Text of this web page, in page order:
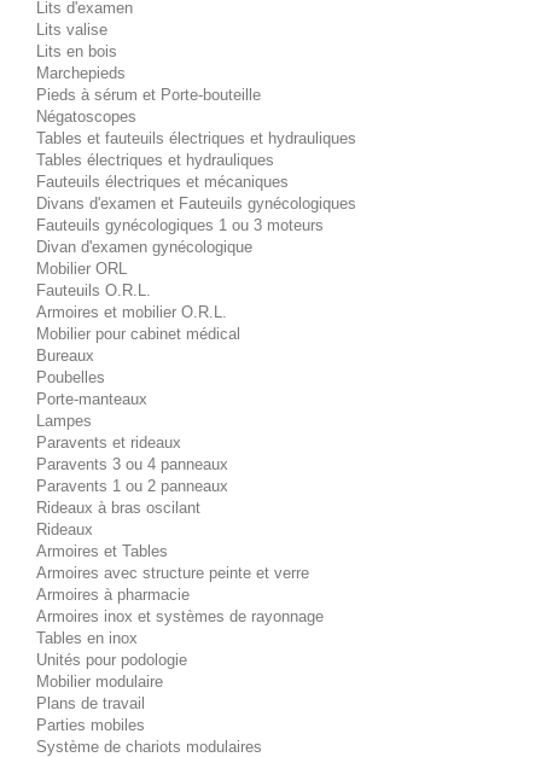
Lits d'examen
Lits valise
Lits en bois
Marchepieds
Pieds à sérum et Porte-bouteille
Négatoscopes
Tables et fauteuils électriques et hydrauliques
Tables électriques et hydrauliques
Fauteuils électriques et mécaniques
Divans d'examen et Fauteuils gynécologiques
Fauteuils gynécologiques 1 ou 3 moteurs
Divan d'examen gynécologique
Mobilier ORL
Fauteuils O.R.L.
Armoires et mobilier O.R.L.
Mobilier pour cabinet médical
Bureaux
Poubelles
Porte-manteaux
Lampes
Paravents et rideaux
Paravents 3 ou 4 panneaux
Paravents 1 ou 2 panneaux
Rideaux à bras oscilant
Rideaux
Armoires et Tables
Armoires avec structure peinte et verre
Armoires à pharmacie
Armoires inox et systèmes de rayonnage
Tables en inox
Unités pour podologie
Mobilier modulaire
Plans de travail
Parties mobiles
Système de chariots modulaires